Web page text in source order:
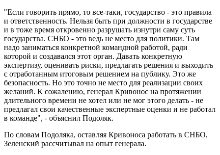
"Если говорить прямо, то все-таки, государство - это правила
и ответственность. Нельзя быть при должности в государстве
и в тоже время откровенно разрушать изнутри саму суть
государства. СНБО - это ведь не место для политики. Там
надо заниматься конкретной командной работой, ради
которой и создавался этот орган. Давать конкретную
экспертизу, оценивать риски, предлагать решения и выходить
с отработанным итоговым решением на публику. Это же
безопасность. Но это точно не место для реализации своих
желаний. К сожалению, генерал Кривонос на протяжении
длительного времени не хотел или не мог этого делать - не
предлагал свои качественные экспертные оценки и не работал
в команде", - объяснил Подоляк.
По словам Подоляка, оставляя Кривоноса работать в СНБО,
Зеленский рассчитывал на опыт генерала.